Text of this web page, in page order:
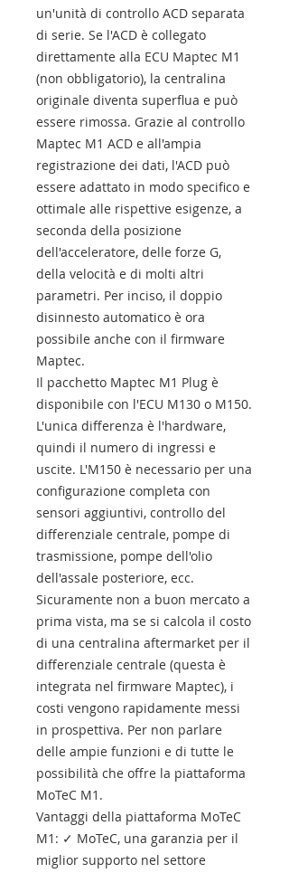
un'unità di controllo ACD separata
di serie. Se l'ACD è collegato
direttamente alla ECU Maptec M1
(non obbligatorio), la centralina
originale diventa superflua e può
essere rimossa. Grazie al controllo
Maptec M1 ACD e all'ampia
registrazione dei dati, l'ACD può
essere adattato in modo specifico e
ottimale alle rispettive esigenze, a
seconda della posizione
dell'acceleratore, delle forze G,
della velocità e di molti altri
parametri. Per inciso, il doppio
disinnesto automatico è ora
possibile anche con il firmware
Maptec.
Il pacchetto Maptec M1 Plug è
disponibile con l'ECU M130 o M150.
L'unica differenza è l'hardware,
quindi il numero di ingressi e
uscite. L'M150 è necessario per una
configurazione completa con
sensori aggiuntivi, controllo del
differenziale centrale, pompe di
trasmissione, pompe dell'olio
dell'assale posteriore, ecc.
Sicuramente non a buon mercato a
prima vista, ma se si calcola il costo
di una centralina aftermarket per il
differenziale centrale (questa è
integrata nel firmware Maptec), i
costi vengono rapidamente messi
in prospettiva. Per non parlare
delle ampie funzioni e di tutte le
possibilità che offre la piattaforma
MoTeC M1.
Vantaggi della piattaforma MoTeC
M1: ✓ MoTeC, una garanzia per il
miglior supporto nel settore